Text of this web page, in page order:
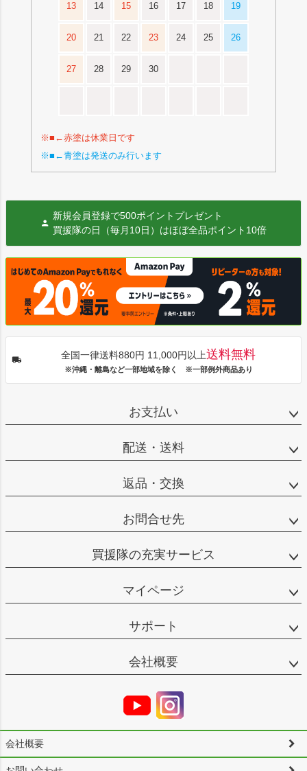
13 14 15 16 17 18 19
20 21 22 23 24 25 26
27 28 29 30
※■←赤塗は休業日です
※■←青塗は発送のみ行います
新規会員登録で500ポイントプレゼント
買援隊の日（毎月10日）はほぼ全品ポイント10倍
全国一律送料880円 11,000円以上送料無料
※沖縄・離島など一部地域を除く ※一部例外商品あり
お支払い
配送・送料
返品・交換
お問合せ先
買援隊の充実サービス
マイページ
サポート
会社概要
会社概要